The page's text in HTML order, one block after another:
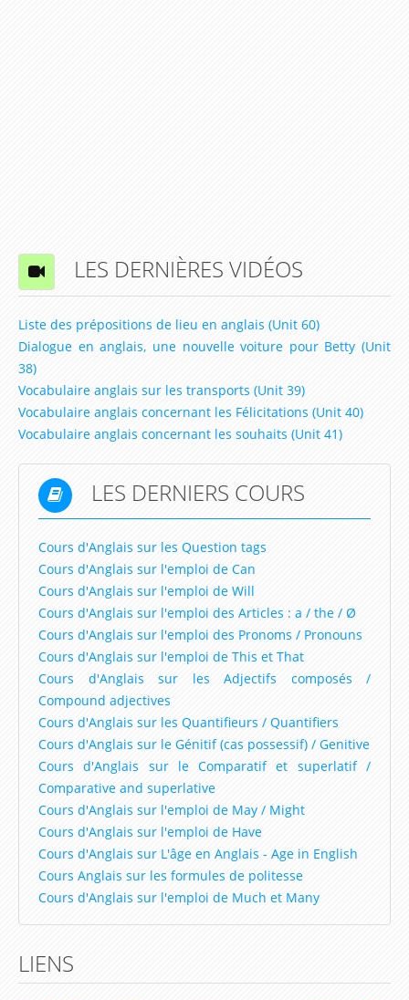
LES DERNIÈRES VIDÉOS
Liste des prépositions de lieu en anglais (Unit 60)
Dialogue en anglais, une nouvelle voiture pour Betty (Unit
38)
Vocabulaire anglais sur les transports (Unit 39)
Vocabulaire anglais concernant les Félicitations (Unit 40)
Vocabulaire anglais concernant les souhaits (Unit 41)
LES DERNIERS COURS
Cours d'Anglais sur les Question tags
Cours d'Anglais sur l'emploi de Can
Cours d'Anglais sur l'emploi de Will
Cours d'Anglais sur l'emploi des Articles : a / the / Ø
Cours d'Anglais sur l'emploi des Pronoms / Pronouns
Cours d'Anglais sur l'emploi de This et That
Cours d'Anglais sur les Adjectifs composés /
Compound adjectives
Cours d'Anglais sur les Quantifieurs / Quantifiers
Cours d'Anglais sur le Génitif (cas possessif) / Genitive
Cours d'Anglais sur le Comparatif et superlatif /
Comparative and superlative
Cours d'Anglais sur l'emploi de May / Might
Cours d'Anglais sur l'emploi de Have
Cours d'Anglais sur L'âge en Anglais - Age in English
Cours Anglais sur les formules de politesse
Cours d'Anglais sur l'emploi de Much et Many
LIENS